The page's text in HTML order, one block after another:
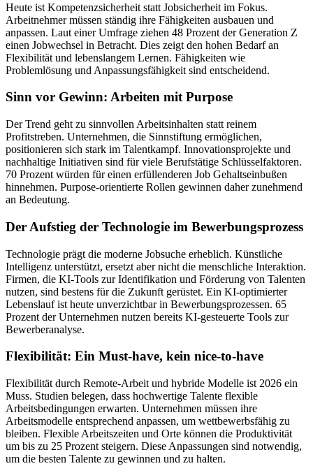
Heute ist Kompetenzsicherheit statt Jobsicherheit im Fokus.
Arbeitnehmer müssen ständig ihre Fähigkeiten ausbauen und
anpassen. Laut einer Umfrage ziehen 48 Prozent der Generation Z
einen Jobwechsel in Betracht. Dies zeigt den hohen Bedarf an
Flexibilität und lebenslangem Lernen. Fähigkeiten wie
Problemlösung und Anpassungsfähigkeit sind entscheidend.
Sinn vor Gewinn: Arbeiten mit Purpose
Der Trend geht zu sinnvollen Arbeitsinhalten statt reinem
Profitstreben. Unternehmen, die Sinnstiftung ermöglichen,
positionieren sich stark im Talentkampf. Innovationsprojekte und
nachhaltige Initiativen sind für viele Berufstätige Schlüsselfaktoren.
70 Prozent würden für einen erfüllenderen Job Gehaltseinbußen
hinnehmen. Purpose-orientierte Rollen gewinnen daher zunehmend
an Bedeutung.
Der Aufstieg der Technologie im Bewerbungsprozess
Technologie prägt die moderne Jobsuche erheblich. Künstliche
Intelligenz unterstützt, ersetzt aber nicht die menschliche Interaktion.
Firmen, die KI-Tools zur Identifikation und Förderung von Talenten
nutzen, sind bestens für die Zukunft gerüstet. Ein KI-optimierter
Lebenslauf ist heute unverzichtbar in Bewerbungsprozessen. 65
Prozent der Unternehmen nutzen bereits KI-gesteuerte Tools zur
Bewerberanalyse.
Flexibilität: Ein Must-have, kein nice-to-have
Flexibilität durch Remote-Arbeit und hybride Modelle ist 2026 ein
Muss. Studien belegen, dass hochwertige Talente flexible
Arbeitsbedingungen erwarten. Unternehmen müssen ihre
Arbeitsmodelle entsprechend anpassen, um wettbewerbsfähig zu
bleiben. Flexible Arbeitszeiten und Orte können die Produktivität
um bis zu 25 Prozent steigern. Diese Anpassungen sind notwendig,
um die besten Talente zu gewinnen und zu halten.